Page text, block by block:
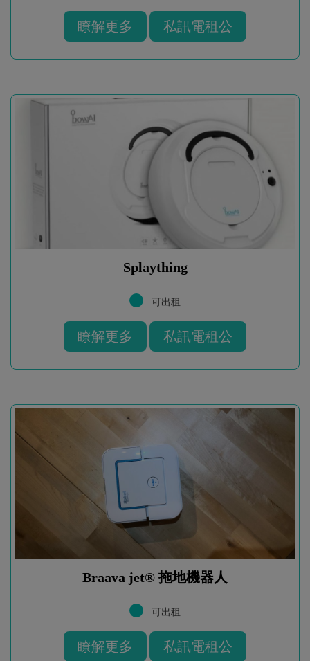
瞭解更多 私訊電租公
Splaything
可出租
瞭解更多 私訊電租公
Braava jet® 拖地機器人
可出租
瞭解更多 私訊電租公